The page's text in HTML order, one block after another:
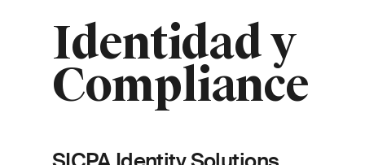
de
navegación
Identidad y
Compliance